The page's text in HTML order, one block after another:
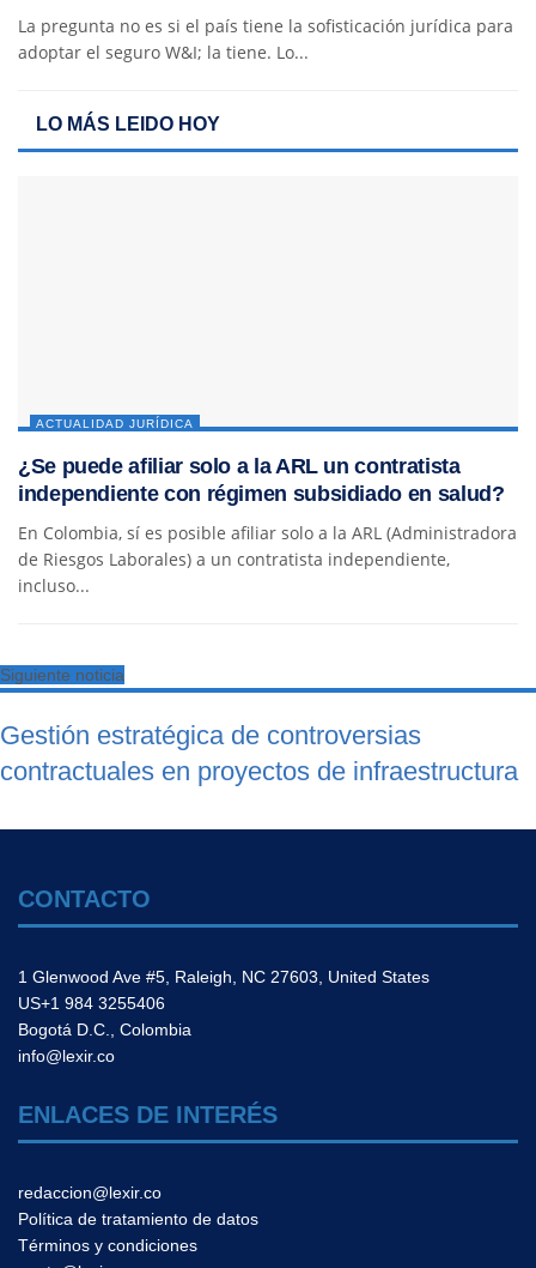
La pregunta no es si el país tiene la sofisticación jurídica para
adoptar el seguro W&I; la tiene. Lo...
LO MÁS LEIDO HOY
ACTUALIDAD JURÍDICA
¿Se puede afiliar solo a la ARL un contratista
independiente con régimen subsidiado en salud?
En Colombia, sí es posible afiliar solo a la ARL (Administradora
de Riesgos Laborales) a un contratista independiente,
incluso...
Siguiente noticia
Gestión estratégica de controversias
contractuales en proyectos de infraestructura
CONTACTO
1 Glenwood Ave #5, Raleigh, NC 27603, United States
US+1 984 3255406
Bogotá D.C., Colombia
info@lexir.co
ENLACES DE INTERÉS
redaccion@lexir.co
Política de tratamiento de datos
Términos y condiciones